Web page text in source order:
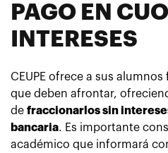
PAGO EN
INTERESES
CEUPE ofrece a sus
que deben afrontar,
de fraccionarlos sin
bancaria. Es importante
académico que informará